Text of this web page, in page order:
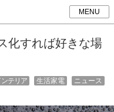
MENU
化すれば好きな場
ニュース
生活家電
テリア